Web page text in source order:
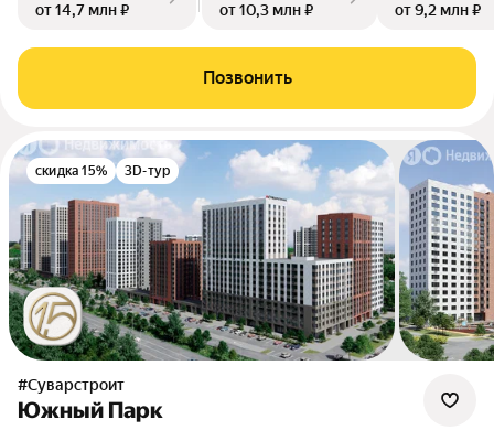
от 14,7 млн ₽
от 10,3 млн ₽
от 9,2 млн ₽
Позвонить
скидка 15% 3D-тур
#Суварстроит
Южный Парк